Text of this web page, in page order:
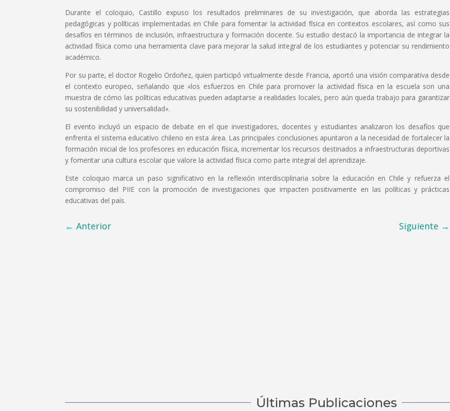
Durante el coloquio, Castillo expuso los resultados preliminares de su investigación, que aborda las estrategias
pedagógicas y políticas implementadas en Chile para fomentar la actividad física en contextos escolares, así como sus
desafíos en términos de inclusión, infraestructura y formación docente. Su estudio destacó la importancia de integrar la
actividad física como una herramienta clave para mejorar la salud integral de los estudiantes y potenciar su rendimiento
académico.
Por su parte, el doctor Rogelio Ordoñez, quien participó virtualmente desde Francia, aportó una visión comparativa desde
el contexto europeo, señalando que «los esfuerzos en Chile para promover la actividad física en la escuela son una
muestra de cómo las políticas educativas pueden adaptarse a realidades locales, pero aún queda trabajo para garantizar
su sostenibilidad y universalidad».
El evento incluyó un espacio de debate en el que investigadores, docentes y estudiantes analizaron los desafíos que
enfrenta el sistema educativo chileno en esta área. Las principales conclusiones apuntaron a la necesidad de fortalecer la
formación inicial de los profesores en educación física, incrementar los recursos destinados a infraestructuras deportivas
y fomentar una cultura escolar que valore la actividad física como parte integral del aprendizaje.
Este coloquio marca un paso significativo en la reflexión interdisciplinaria sobre la educación en Chile y refuerza el
compromiso del PIIE con la promoción de investigaciones que impacten positivamente en las políticas y prácticas
educativas del país.
←Anterior Siguiente →
Últimas Publicaciones